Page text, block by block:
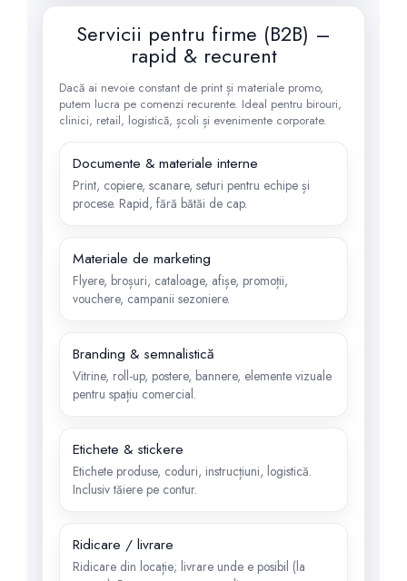
Servicii pentru firme (B2B) –
rapid & recurent
Dacă ai nevoie constant de print și materiale promo,
putem lucra pe comenzi recurente. Ideal pentru birouri,
clinici, retail, logistică, școli și evenimente corporate.
Documente & materiale interne
Print, copiere, scanare, seturi pentru echipe și
procese. Rapid, fără bătăi de cap.
Materiale de marketing
Flyere, broșuri, cataloage, afișe, promoții,
vouchere, campanii sezoniere.
Branding & semnalistică
Vitrine, roll-up, postere, bannere, elemente vizuale
pentru spațiu comercial.
Etichete & stickere
Etichete produse, coduri, instrucțiuni, logistică.
Inclusiv tăiere pe contur.
Ridicare / livrare
Ridicare din locație; livrare unde e posibil (la